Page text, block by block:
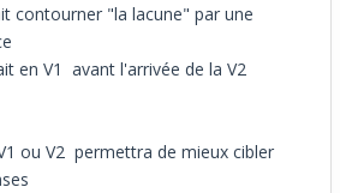
contourner "la lacune" par une
en V1 avant l'arrivée de la V2
ou V2 permettra de mieux cibler